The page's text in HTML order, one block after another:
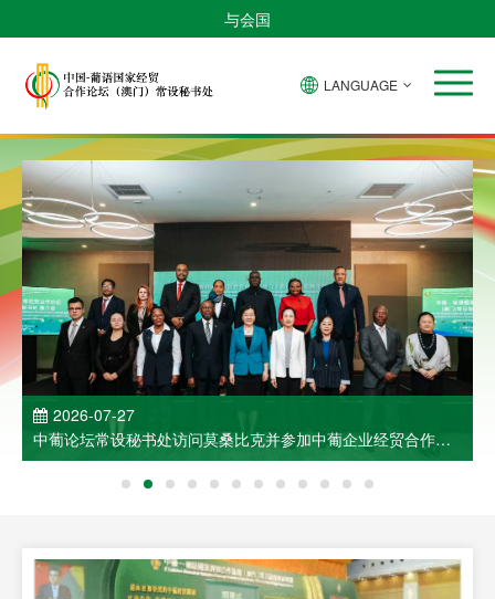
与会国
LANGUAGE
2026-07-27
中葡论坛常设秘书处访问莫桑比克并参加中葡企业经贸合作洽
谈会